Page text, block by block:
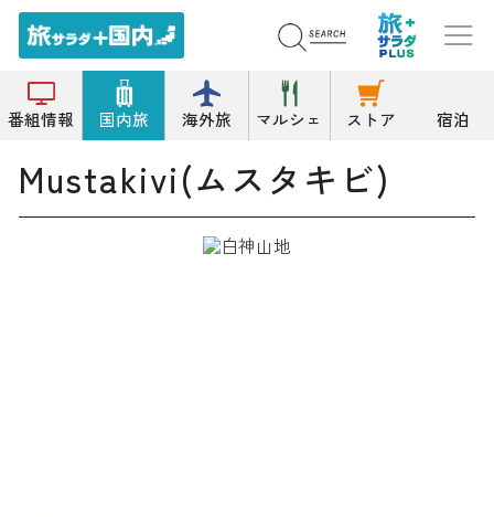
番組情報 国内旅 海外旅 マルシェ ストア 宿泊
トップ Mustakivi(ムスタキビ)
Mustakivi(ムスタキビ)